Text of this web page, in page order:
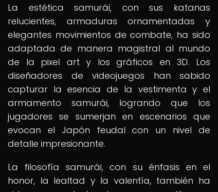
La estética samurái, con sus katanas
relucientes, armaduras ornamentadas y
elegantes movimientos de combate, ha sido
adaptada de manera magistral al mundo
de la pixel art y los gráficos en 3D. Los
diseñadores de videojuegos han sabido
capturar la esencia de la vestimenta y el
armamento samurái, logrando que los
jugadores se sumerjan en escenarios que
evocan el Japón feudal con un nivel de
detalle impresionante.
La filosofía samurái, con su énfasis en el
honor, la lealtad y la valentía, también ha